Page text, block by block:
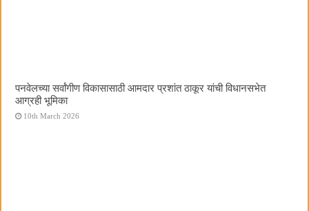
पनवेलच्या सर्वांगीण विकासासाठी आमदार प्रशांत ठाकूर यांची विधानसभेत
आग्रही भूमिका
10th March 2026